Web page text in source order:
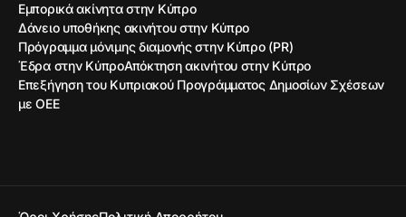
Εμπορικά ακίνητα στην Κύπρο
Δάνειο υποθήκης ακινήτου στην Κύπρο
Πρόγραμμα μόνιμης διαμονής στην Κύπρο (PR)
Έδρα στην ΚύπροΑπόκτηση ακινήτου στην Κύπρο
Επεξήγηση του Κυπριακού Προγράμματος Δημοσίων Σχέσεων
με ΟΕΕ